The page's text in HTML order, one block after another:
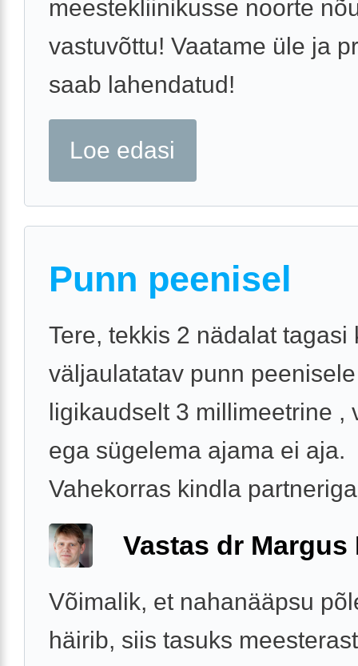
meestekliinikusse noorte
vastuvõttu! Vaatame üle ja
saab lahendatud!
Loe edasi
Punn peenisel
Tere, tekkis 2 nädalat tagasi
väljaulatatav punn peenisele
ligikaudselt 3 millimeetrine ,
ega sügelema ajama ei aja.
Vahekorras kindla
Vastas dr Margus
Võimalik, et nahanääpsu
häirib, siis tasuks